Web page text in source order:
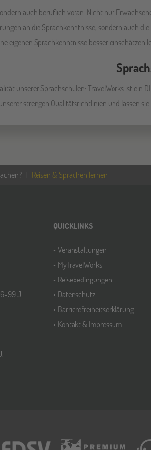
auch beruflich voran. Nicht nur
an die Sprachkenntnisse, sondern auch
eigenen Sprachkenntnisse besser
unserer Sprachschulen: TravelWorks ist ein
strengen Qualitätsrichtlinien und lassen
Reisen & Sprachen lernen
99 J.
QUICKLINKS
Veranstaltungen
MyTravelWorks
Reisebedingungen
Datenschutz
Barrierefreiheitserklärung
Kontakt & Impressum